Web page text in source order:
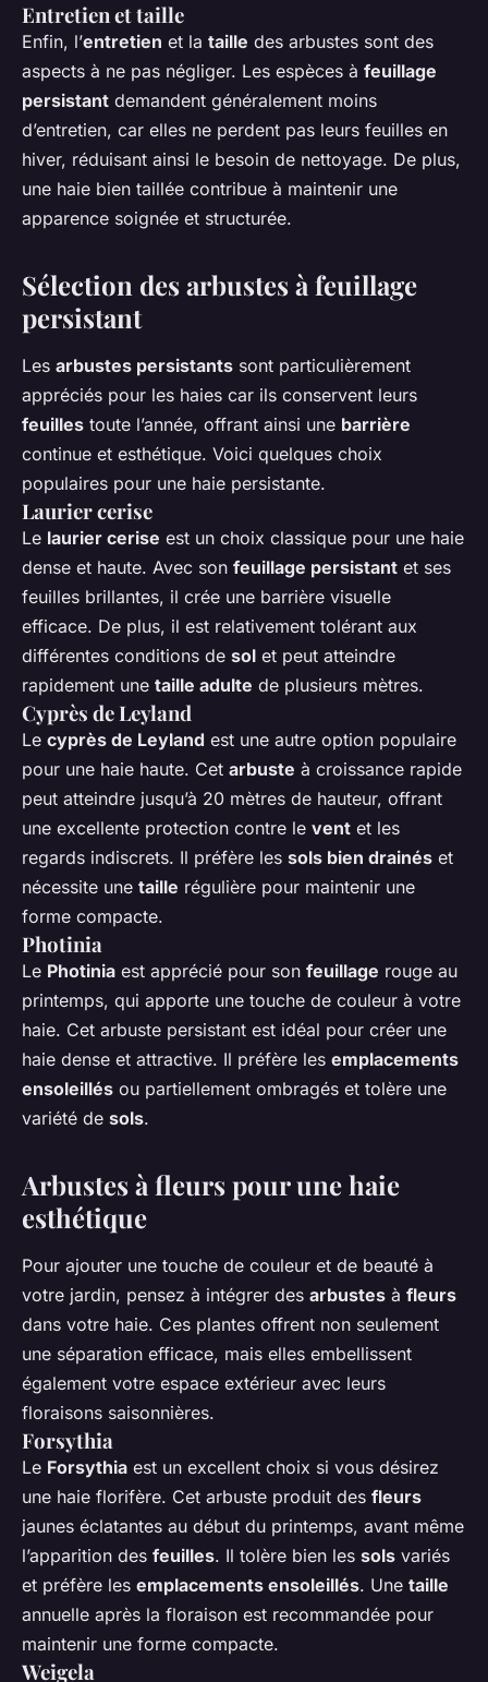
Entretien et taille
Enfin, l’entretien et la taille des arbustes sont des
aspects à ne pas négliger. Les espèces à feuillage
persistant demandent généralement moins
d’entretien, car elles ne perdent pas leurs feuilles en
hiver, réduisant ainsi le besoin de nettoyage. De plus,
une haie bien taillée contribue à maintenir une
apparence soignée et structurée.
Sélection des arbustes à feuillage
persistant
Les arbustes persistants sont particulièrement
appréciés pour les haies car ils conservent leurs
feuilles toute l’année, offrant ainsi une barrière
continue et esthétique. Voici quelques choix
populaires pour une haie persistante.
Laurier cerise
Le laurier cerise est un choix classique pour une haie
dense et haute. Avec son feuillage persistant et ses
feuilles brillantes, il crée une barrière visuelle
efficace. De plus, il est relativement tolérant aux
différentes conditions de sol et peut atteindre
rapidement une taille adulte de plusieurs mètres.
Cyprès de Leyland
Le cyprès de Leyland est une autre option populaire
pour une haie haute. Cet arbuste à croissance rapide
peut atteindre jusqu’à 20 mètres de hauteur, offrant
une excellente protection contre le vent et les
regards indiscrets. Il préfère les sols bien drainés et
nécessite une taille régulière pour maintenir une
forme compacte.
Photinia
Le Photinia est apprécié pour son feuillage rouge au
printemps, qui apporte une touche de couleur à votre
haie. Cet arbuste persistant est idéal pour créer une
haie dense et attractive. Il préfère les emplacements
ensoleillés ou partiellement ombragés et tolère une
variété de sols.
Arbustes à fleurs pour une haie
esthétique
Pour ajouter une touche de couleur et de beauté à
votre jardin, pensez à intégrer des arbustes à fleurs
dans votre haie. Ces plantes offrent non seulement
une séparation efficace, mais elles embellissent
également votre espace extérieur avec leurs
floraisons saisonnières.
Forsythia
Le Forsythia est un excellent choix si vous désirez
une haie florifère. Cet arbuste produit des fleurs
jaunes éclatantes au début du printemps, avant même
l’apparition des feuilles. Il tolère bien les sols variés
et préfère les emplacements ensoleillés. Une taille
annuelle après la floraison est recommandée pour
maintenir une forme compacte.
Weigela